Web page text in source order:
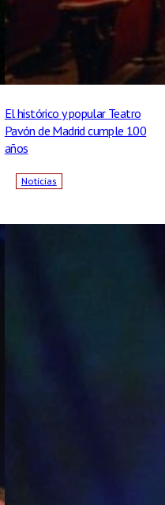
El histórico y popular Teatro
Pavón de Madrid cumple 100
años
Noticias